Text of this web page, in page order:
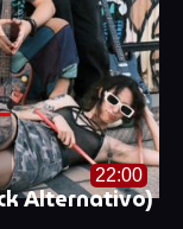
22:00
Alternativo)